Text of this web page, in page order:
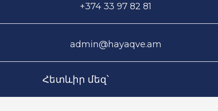
+374 33 97 82 81
admin@hayaqve.am
Հետևիր մեզ՝